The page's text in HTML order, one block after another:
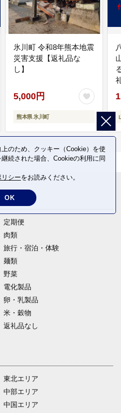
氷川町 令和8年熊本地震
災害支援【返礼品な
し】
5,000円
熊本県 氷川町
定期便
肉類
旅行・宿泊・体験
麺類
野菜
電化製品
卵・乳製品
米・穀物
返礼品なし
東北エリア
中部エリア
中国エリア
のため、クッキー（Cookie）を使
続された場合、Cookieの利用に同
シーをお読みください。
OK